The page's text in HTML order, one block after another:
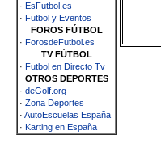
· EsFutbol.es
· Futbol y Eventos
FOROS FÚTBOL
· ForosdeFutbol.es
TV FÚTBOL
· Futbol en Directo Tv
OTROS DEPORTES
· deGolf.org
· Zona Deportes
· AutoEscuelas España
· Karting en España